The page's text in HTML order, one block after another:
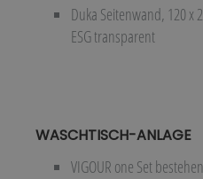
Duka Seitenwand, 120 x
ESG transparent
WASCHTISCH-ANLAGE
VIGOUR one Set